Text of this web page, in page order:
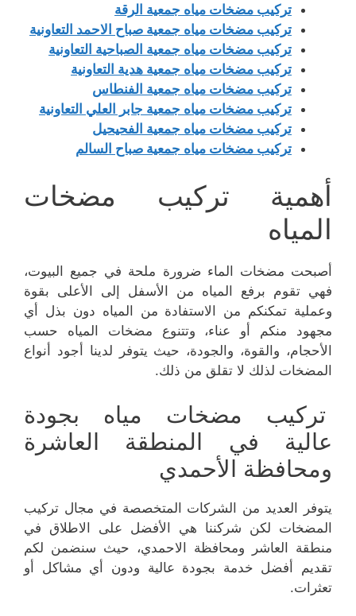
تركيب مضخات مياه جمعية الرقة
تركيب مضخات مياه جمعية صباح الاحمد التعاونية
تركيب مضخات مياه جمعية الصباحية التعاونية
تركيب مضخات مياه جمعية هدية التعاونية
تركيب مضخات مياه جمعية الفنطاس
تركيب مضخات مياه جمعية جابر العلي التعاونية
تركيب مضخات مياه جمعية الفحيحيل
تركيب مضخات مياه جمعية صباح السالم
أهمية تركيب مضخات
المياه
أصبحت مضخات الماء ضرورة ملحة في جميع البيوت،
فهي تقوم برفع المياه من الأسفل إلى الأعلى بقوة
وعملية تمكنكم من الاستفادة من المياه دون بذل أي
مجهود منكم أو عناء، وتتنوع مضخات المياه حسب
الأحجام، والقوة، والجودة، حيث يتوفر لدينا أجود أنواع
المضخات لذلك لا تقلق من ذلك.
تركيب مضخات مياه بجودة
عالية في المنطقة العاشرة
ومحافظة الأحمدي
يتوفر العديد من الشركات المتخصصة في مجال تركيب
المضخات لكن شركننا هي الأفضل على الاطلاق في
منطقة العاشر ومحافظة الاحمدي، حيث سنضمن لكم
تقديم أفضل خدمة بجودة عالية ودون أي مشاكل أو
تعثرات.